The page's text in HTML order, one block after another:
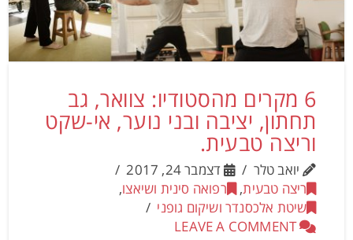
6 מקרים מהסטודיו: צוואר, גב
תחתון, יציבה ובני נוער, אי-שקט
וריצה טבעית.
יואב טלר
דצמבר 24, 2017
ריצה טבעית, רפואה סינית ושיאצו,
שיטת אלכסנדר ושיקום גופני
LEAVE A COMMENT